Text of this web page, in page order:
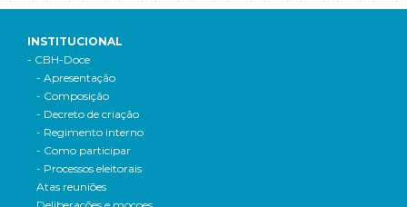
INSTITUCIONAL
- CBH-Doce
- Apresentação
- Composição
- Decreto de criação
- Regimento interno
- Como participar
- Processos eleitorais
Atas reuniões